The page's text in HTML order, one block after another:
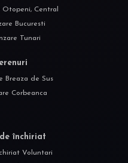
Central
Bucuresti
Tunari
Breaza de Sus
Corbeanca
închiriat
Voluntari